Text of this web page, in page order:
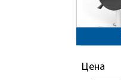
Цена